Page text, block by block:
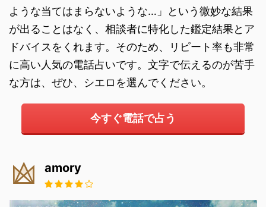
ような当てはまらないような…」という微妙な結果
が出ることはなく、相談者に特化した鑑定結果とア
ドバイスをくれます。そのため、リピート率も非常
に高い人気の電話占いです。文字で伝えるのが苦手
な方は、ぜひ、シエロを選んでください。
今すぐ電話で占う
amory